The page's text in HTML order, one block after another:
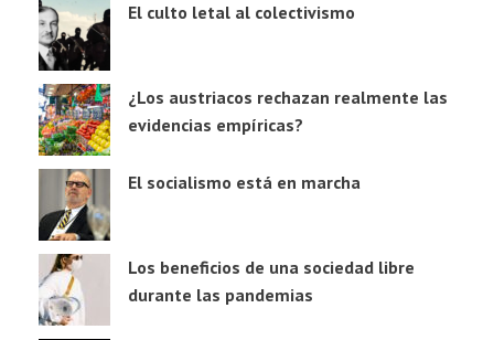
El culto letal al colectivismo
¿Los austriacos rechazan realmente las
evidencias empíricas?
El socialismo está en marcha
Los beneficios de una sociedad libre
durante las pandemias